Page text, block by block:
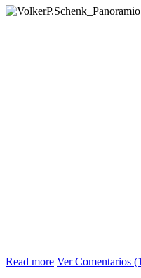
Read more Ver Comentarios